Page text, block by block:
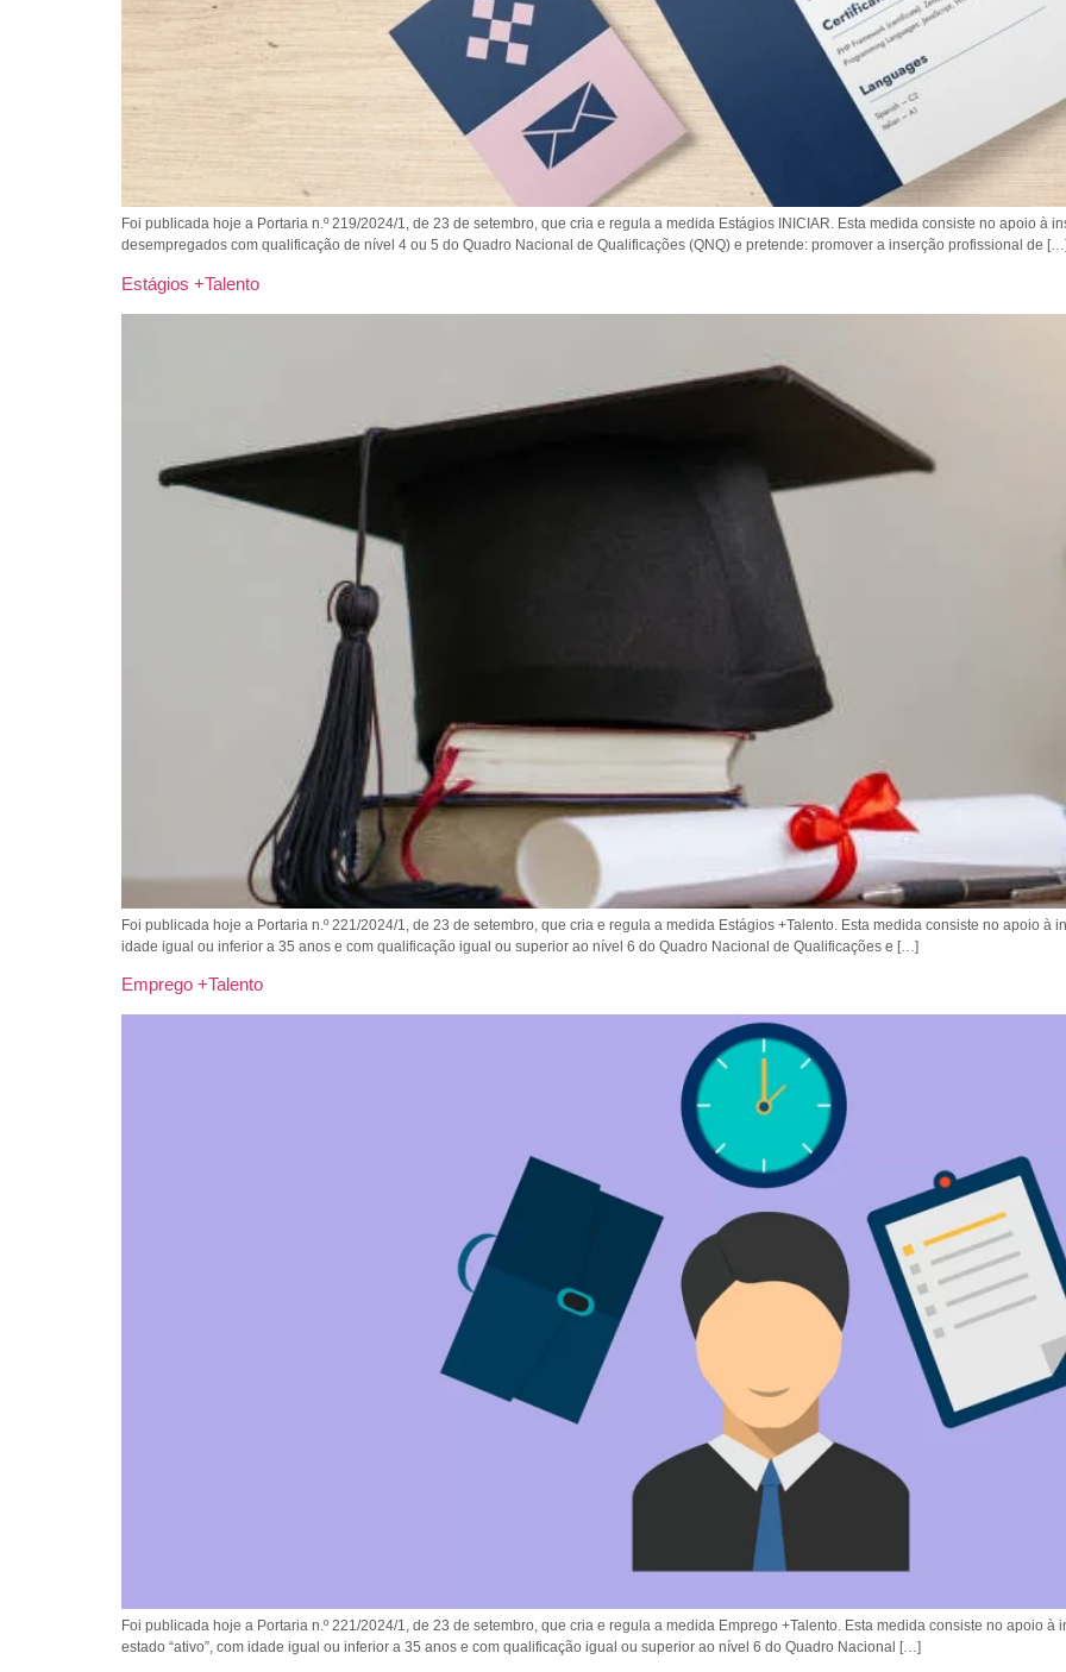
Foi publicada hoje a Portaria n.º 219/2024/1, de 23 de setembro, que cria e regula a medida Estágios INICIAR. Esta medida consiste no apoio à
desempregados com qualificação de nível 4 ou 5 do Quadro Nacional de Qualificações (QNQ) e pretende: promover a inserção profissional de
Estágios +Talento
Foi publicada hoje a Portaria n.º 221/2024/1, de 23 de setembro, que cria e regula a medida Estágios +Talento. Esta medida consiste no apoio
idade igual ou inferior a 35 anos e com qualificação igual ou superior ao nível 6 do Quadro Nacional de Qualificações e […]
Emprego +Talento
Foi publicada hoje a Portaria n.º 221/2024/1, de 23 de setembro, que cria e regula a medida Emprego +Talento. Esta medida consiste no apoio
estado “ativo”, com idade igual ou inferior a 35 anos e com qualificação igual ou superior ao nível 6 do Quadro Nacional […]